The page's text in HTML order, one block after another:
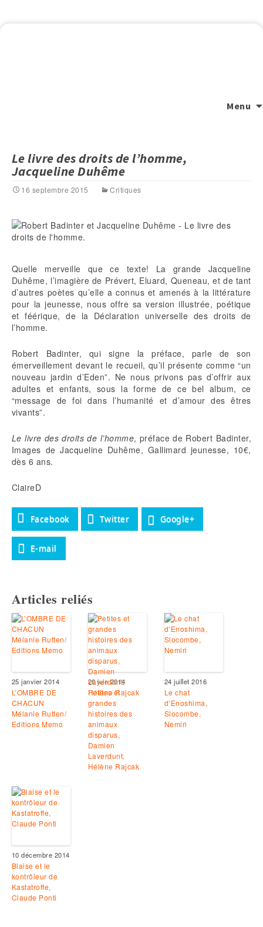
Menu
Le livre des droits de l’homme,
Jacqueline Duhême
16 septembre 2015 Critiques
Quelle merveille que ce texte! La grande Jacqueline
Duhême, l’imagière de Prévert, Eluard, Queneau, et de tant
d’autres poètes qu’elle a connus et amenés à la littérature
pour la jeunesse, nous offre sa version illustrée, poétique
et féérique, de la Déclaration universelle des droits de
l’homme.
Robert Badinter, qui signe la préface, parle de son
émerveillement devant le recueil, qu’il présente comme “un
nouveau jardin d’Eden”. Ne nous privons pas d’offrir aux
adultes et enfants, sous la forme de ce bel album, ce
“message de foi dans l’humanité et d’amour des êtres
vivants”.
Le livre des droits de l’homme, préface de Robert Badinter,
Images de Jacqueline Duhême, Gallimard jeunesse, 10€,
dès 6 ans.
ClaireD
Facebook Twitter Google+
E-mail
Articles reliés
25 janvier 2014
L’OMBRE DE
CHACUN
Mélanie Rutten/
Editions Memo
20 juin 2014
Petites et
grandes
histoires des
animaux
disparus,
Damien
Laverdunt,
Hélène Rajcak
24 juillet 2016
Le chat
d’Enoshima,
Slocombe,
Nemiri
10 décembre 2014
Blaise et le
kontrôleur de
Kastatroffe,
Claude Ponti